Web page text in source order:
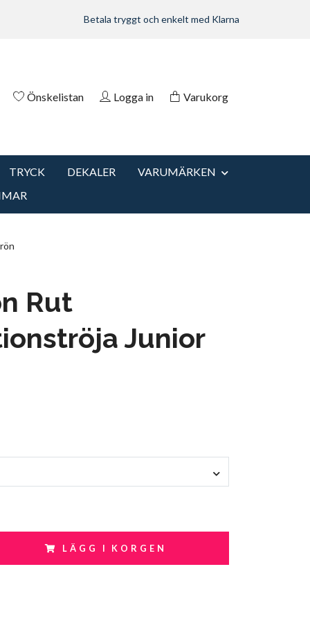
Betala tryggt och enkelt med Klarna
Önskelistan Logga in Varukorg
TRYCK DEKALER
VARUMÄRKEN
Rut
Junior
LÄGG I KORGEN